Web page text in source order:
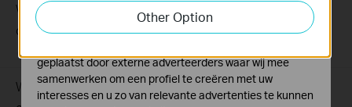
Why virtual server (port forwarding) feature is not working
on your TP-Link Business router?
Why cannot I get multi-wan bandwidth aggregation test
Other Option
functionaliteit van de website aan te passen en te
verbeteren.
geplaatst door externe adverteerders waar wij mee
samenwerken om een profiel te creëren met uw
interesses en u zo van relevante advertenties te kunnen